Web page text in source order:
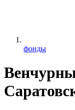
фонды